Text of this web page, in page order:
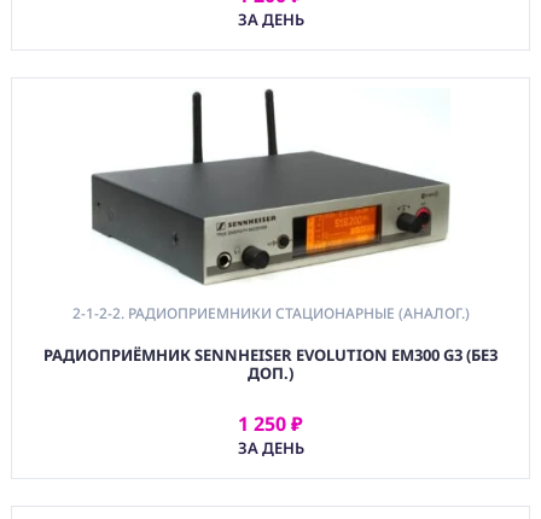
МИКШЕРЫ
5. МУЗЫКАЛЬНОЕ И
6. АКСЕССУРЫ ДЛЯ
ЗВУКОВОГО
ОБОРУДОВАНИЯ
7. ЗВУКОВОЕ
ОБОРУДОВАНИЕ
(CMM) СВЯЗЬ И
TIMECODE
ЗА ДЕНЬ
АРЕНДОВАТЬ
2-1-2-2. РАДИОПРИЕМНИКИ СТАЦИОНАРНЫЕ (АНАЛОГ.)
РАДИОПРИЁМНИК SENNHEISER EVOLUTION EM300 G3 (БЕЗ
ДОП.)
1 250 ₽
ЗА ДЕНЬ
АРЕНДОВАТЬ